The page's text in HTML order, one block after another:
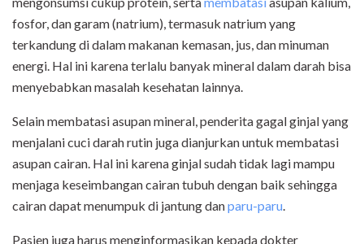
fosfor, dan garam (natrium), termasuk natrium yang
terkandung di dalam makanan kemasan, jus, dan minuman
energi. Hal ini karena terlalu banyak mineral dalam darah bisa
menyebabkan masalah kesehatan lainnya.
Selain membatasi asupan mineral, penderita gagal ginjal yang
menjalani cuci darah rutin juga dianjurkan untuk membatasi
asupan cairan. Hal ini karena ginjal sudah tidak lagi mampu
menjaga keseimbangan cairan tubuh dengan baik sehingga
cairan dapat menumpuk di jantung danparu-paru.
Pasien juga harus menginformasikan kepada dokter